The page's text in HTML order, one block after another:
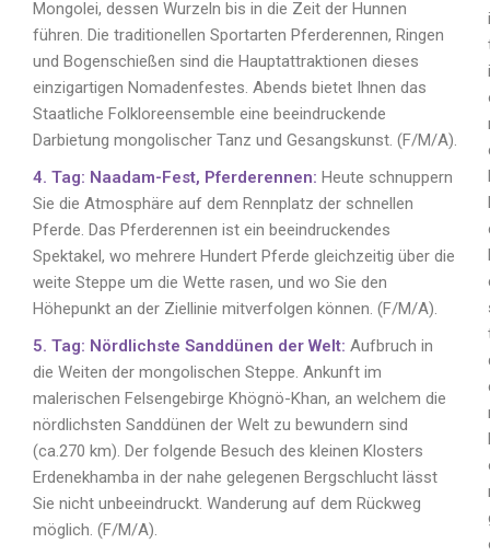
Mongolei, dessen Wurzeln bis in die Zeit der Hunnen
führen. Die traditionellen Sportarten Pferderennen, Ringen
und Bogenschießen sind die Hauptattraktionen dieses
einzigartigen Nomadenfestes. Abends bietet Ihnen das
Staatliche Folkloreensemble eine beeindruckende
Darbietung mongolischer Tanz und Gesangskunst. (F/M/A).
4. Tag: Naadam-Fest, Pferderennen: Heute schnuppern
Sie die Atmosphäre auf dem Rennplatz der schnellen
Pferde. Das Pferderennen ist ein beeindruckendes
Spektakel, wo mehrere Hundert Pferde gleichzeitig über die
weite Steppe um die Wette rasen, und wo Sie den
Höhepunkt an der Ziellinie mitverfolgen können. (F/M/A).
5. Tag: Nördlichste Sanddünen der Welt: Aufbruch in
die Weiten der mongolischen Steppe. Ankunft im
malerischen Felsengebirge Khögnö-Khan, an welchem die
nördlichsten Sanddünen der Welt zu bewundern sind
(ca.270 km). Der folgende Besuch des kleinen Klosters
Erdenekhamba in der nahe gelegenen Bergschlucht lässt
Sie nicht unbeeindruckt. Wanderung auf dem Rückweg
möglich. (F/M/A).
i
i
l
l